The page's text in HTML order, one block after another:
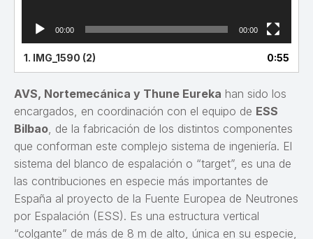
00:00 00:00
1. IMG_1590 (2) 0:55
AVS, Nortemecánica y Thune Eureka han sido los
encargados, en coordinación con el equipo de ESS
Bilbao, de la fabricación de los distintos componentes
que conforman este complejo sistema de ingeniería. El
sistema del blanco de espalación o “target”, es una de
las contribuciones en especie más importantes de
España al proyecto de la Fuente Europea de Neutrones
por Espalación (ESS). Es una estructura vertical
“colgante” de más de 8 m de alto, única en su especie,